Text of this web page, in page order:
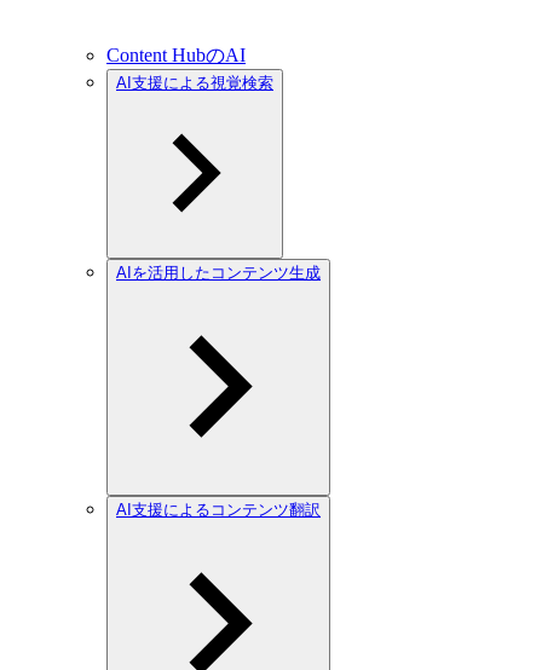
Content HubのAI
AI支援による視覚検索
AIを活用したコンテンツ生成
AI支援によるコンテンツ翻訳